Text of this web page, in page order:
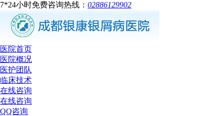
7*24小时免费咨询热线： 02886129902
医院首页
医院概况
医护团队
临床技术
在线咨询
在线咨询
QQ咨询